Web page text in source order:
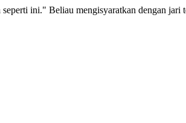
ini." Beliau mengisyaratkan dengan jari